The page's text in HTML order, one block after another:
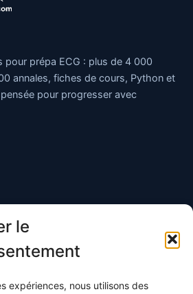
le
expériences, nous utilisons des
pour prépa ECG : plus de 4 000
annales, fiches de cours, Python et
pour progresser avec